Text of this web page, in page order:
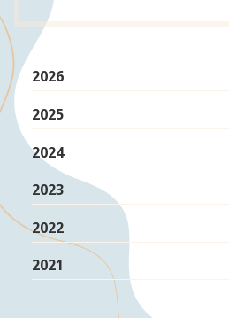
2026
2025
2024
2023
2022
2021